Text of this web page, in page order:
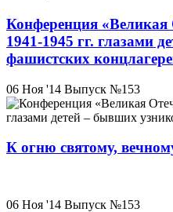
Конференция «Великая
1941-1945 гг. глазами
фашистских
06 Ноя '14 Выпуск №153
К огню святому,
06 Ноя '14 Выпуск №153